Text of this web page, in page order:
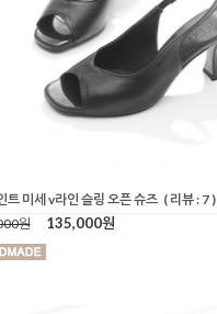
트 미세 v라인 슬링 오픈 슈즈 ( 리뷰 : 7 )
원
135,000원